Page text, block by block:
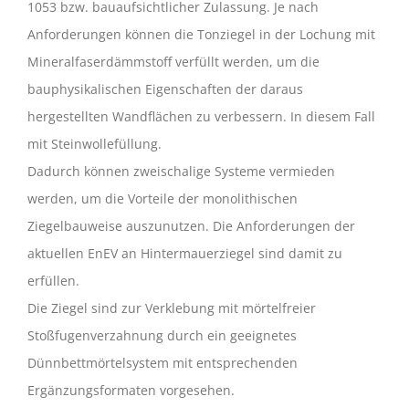
1053 bzw. bauaufsichtlicher Zulassung. Je nach
Anforderungen können die Tonziegel in der Lochung mit
Mineralfaserdämmstoff verfüllt werden, um die
bauphysikalischen Eigenschaften der daraus
hergestellten Wandflächen zu verbessern. In diesem Fall
mit Steinwollefüllung.
Dadurch können zweischalige Systeme vermieden
werden, um die Vorteile der monolithischen
Ziegelbauweise auszunutzen. Die Anforderungen der
aktuellen EnEV an Hintermauerziegel sind damit zu
erfüllen.
Die Ziegel sind zur Verklebung mit mörtelfreier
Stoßfugenverzahnung durch ein geeignetes
Dünnbettmörtelsystem mit entsprechenden
Ergänzungsformaten vorgesehen.